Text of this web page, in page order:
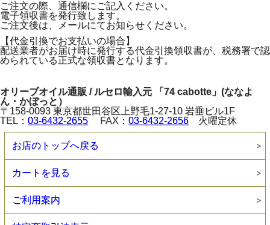
ご注文の際、通信欄にご記入ください。
電子領収書を発行致します。
ご注文後は、メールにてお知らせください。
【代金引換でお支払いの場合】
配送業者がお届け時に発行する代金引換領収書が、税務署で認
められている正式な領収書となります。
オリーブオイル通販 / ルセロ輸入元 「74 cabotte」(ななよ
ん・かぼっと）
〒158-0093 東京都世田谷区上野毛1-27-10 岩垂ビル1F
TEL： 03-6432-2655 FAX： 03-6432-2656 火曜定休
お店のトップへ戻る
カートを見る
ご利用案内